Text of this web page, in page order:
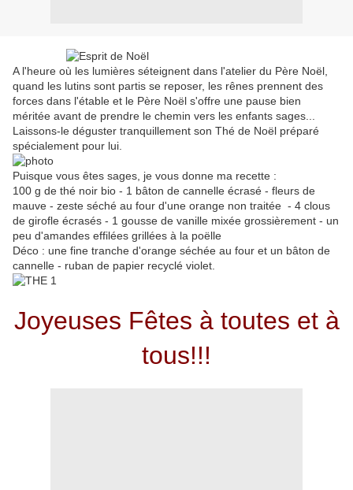
A l'heure où les lumières séteignent dans l'atelier du Père Noël,
quand les lutins sont partis se reposer, les rênes prennent des
forces dans l'étable et le Père Noël s'offre une pause bien
méritée avant de prendre le chemin vers les enfants sages...
Laissons-le déguster tranquillement son Thé de Noël préparé
spécialement pour lui.
Puisque vous êtes sages, je vous donne ma recette :
100 g de thé noir bio - 1 bâton de cannelle écrasé - fleurs de
mauve - zeste séché au four d'une orange non traitée - 4 clous
de girofle écrasés - 1 gousse de vanille mixée grossièrement - un
peu d'amandes effilées grillées à la poëlle
Déco : une fine tranche d'orange séchée au four et un bâton de
cannelle - ruban de papier recyclé violet.
Joyeuses Fêtes à toutes et à
tous!!!